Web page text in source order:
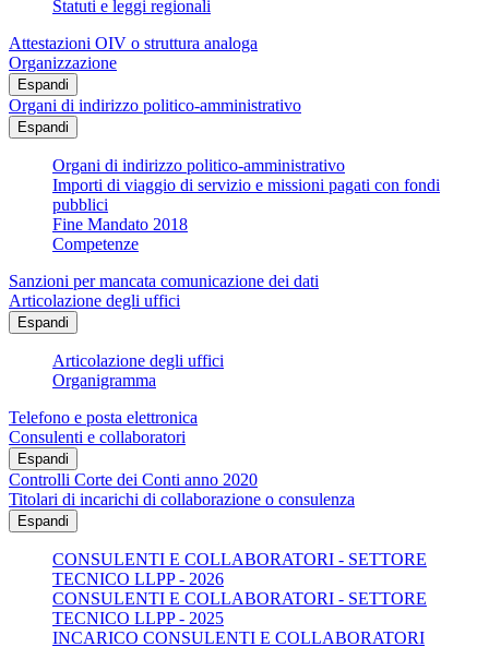
Statuti e leggi regionali
Attestazioni OIV o struttura analoga
Organizzazione
Espandi
Organi di indirizzo politico-amministrativo
Espandi
Organi di indirizzo politico-amministrativo
Importi di viaggio di servizio e missioni pagati con fondi
pubblici
Fine Mandato 2018
Competenze
Sanzioni per mancata comunicazione dei dati
Articolazione degli uffici
Espandi
Articolazione degli uffici
Organigramma
Telefono e posta elettronica
Consulenti e collaboratori
Espandi
Controlli Corte dei Conti anno 2020
Titolari di incarichi di collaborazione o consulenza
Espandi
CONSULENTI E COLLABORATORI - SETTORE
TECNICO LLPP - 2026
CONSULENTI E COLLABORATORI - SETTORE
TECNICO LLPP - 2025
INCARICO CONSULENTI E COLLABORATORI